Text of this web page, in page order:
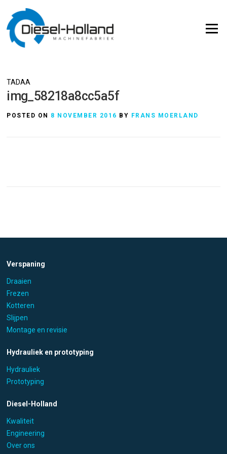
content
Menu
TADAA
img_58218a8cc5a5f
POSTED ON 8 NOVEMBER 2016 BY FRANS MOERLAND
Verspaning
Draaien
Frezen
Kotteren
Slijpen
Montage en revisie
Hydrauliek en prototyping
Hydrauliek
Prototyping
Diesel-Holland
Kwaliteit
Engineering
Over ons